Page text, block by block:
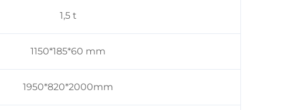
1,5 t
1150*185*60 mm
1950*820*2000mm